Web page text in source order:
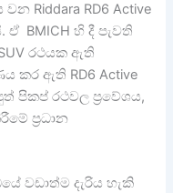
Riddara RD6 Active
BMICH හි දී පැවති
රථයක ඇති
කර ඇති RD6 Active
පිකප් රථවල ප්‍රවේශය,
ප්‍රධාන
වඩාත්ම දැරිය හැකි